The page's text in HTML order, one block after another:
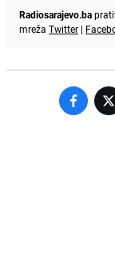
Radiosarajevo.ba
mreža Twitter |